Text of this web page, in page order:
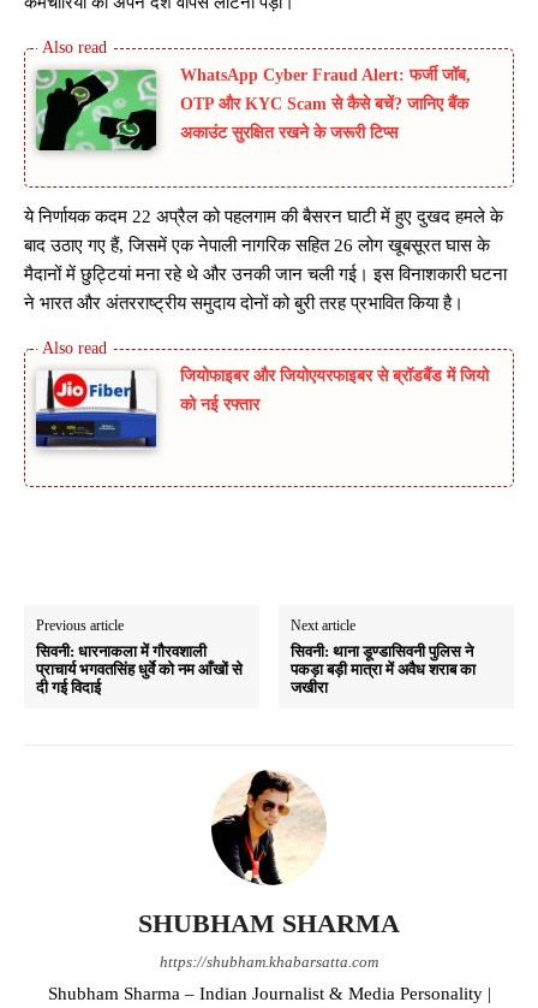
WhatsApp Cyber Fraud Alert: फर्जी जॉब,
OTP और KYC Scam से कैसे बचें? जानिए बैंक
अकाउंट सुरक्षित रखने के जरूरी टिप्स
ये निर्णायक कदम 22 अप्रैल को पहलगाम की बैसरन घाटी में हुए दुखद हमले के
बाद उठाए गए हैं, जिसमें एक नेपाली नागरिक सहित 26 लोग खूबसूरत घास के
मैदानों में छुट्टियां मना रहे थे और उनकी जान चली गई। इस विनाशकारी घटना
ने भारत और अंतरराष्ट्रीय समुदाय दोनों को बुरी तरह प्रभावित किया है।
जियोफाइबर और जियोएयरफाइबर से ब्रॉडबैंड में जियो
को नई रफ्तार
Previous article
सिवनी: धारनाकला में गौरवशाली
प्राचार्य भगवतसिंह धुर्वे को नम आँखों से
दी गई विदाई
Next article
सिवनी: थाना डूण्डासिवनी पुलिस ने
पकड़ा बड़ी मात्रा में अवैध शराब का
जखीरा
SHUBHAM SHARMA
https://shubham.khabarsatta.com
Shubham Sharma – Indian Journalist & Media Personality |